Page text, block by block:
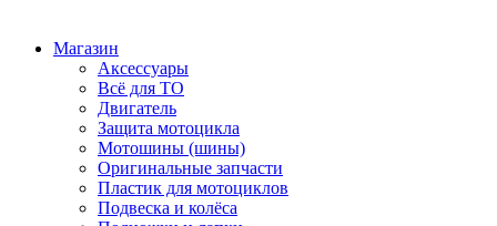
Магазин
Аксессуары
Всё для ТО
Двигатель
Защита мотоцикла
Мотошины (шины)
Оригинальные запчасти
Пластик для мотоциклов
Подвеска и колёса